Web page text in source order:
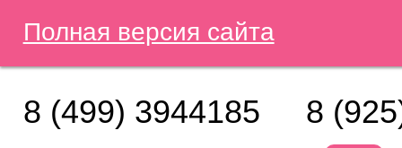
Полная версия сайта
8 (499) 3944185 8